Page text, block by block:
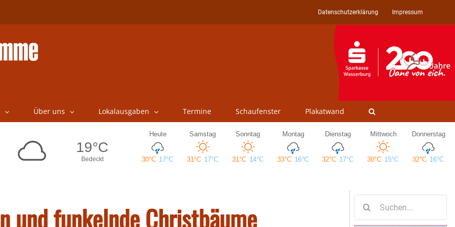
Datenschutzerklärung Impressum
Über uns Lokalausgaben Termine Schaufenster Plakatwand
und funkelnde Christbäume
nach: